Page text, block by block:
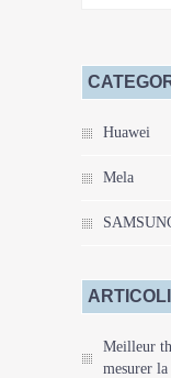
Huawei
Mela
Meilleur
mesurer